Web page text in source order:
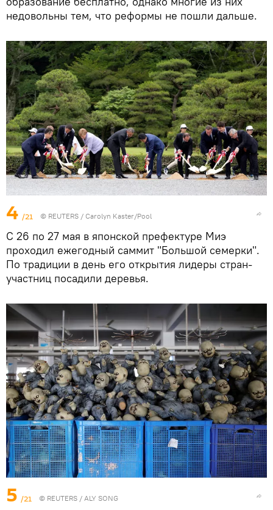
недовольны тем, что реформы не пошли дальше.
4 /21 © REUTERS / Carolyn Kaster/Pool
С 26 по 27 мая в японской префектуре Миэ
проходил ежегодный саммит "Большой семерки".
По традиции в день его открытия лидеры стран-
участниц посадили деревья.
5 /21 © REUTERS / ALY SONG